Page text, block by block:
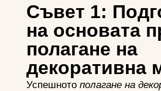
Съвет 1:
на основата
полагане на
декоративна
Успешното полагане на